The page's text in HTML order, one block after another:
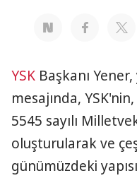
YSK Başkanı
mesajında,
5545 sayılı
oluşturularak ve
günümüzdeki